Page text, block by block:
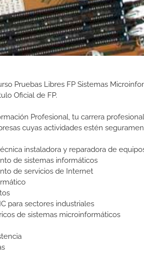
Pruebas Libres FP Sistemas
Oficial de FP.
Profesional, tu carrera
cuyas actividades estén
instaladora y reparadora de
de sistemas informáticos
de servicios de Internet
para sectores industriales
de sistemas microinformáticos